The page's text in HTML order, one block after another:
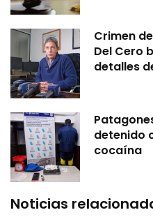
Crimen
Del Cero
detalles
detenido
cocaína
Noticias